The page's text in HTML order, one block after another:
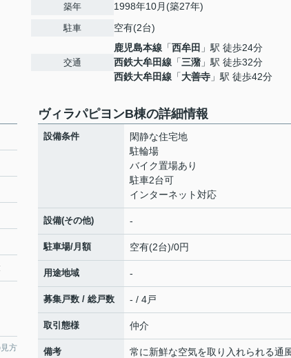
築年 1998年10月(築27年)
駐車 空有(2台)
交通
鹿児島本線 「西牟田 」駅 徒歩24分
西鉄大牟田線 「三潴 」駅 徒歩32分
西鉄大牟田線 「大善寺 」駅 徒歩42分
方
ヴィラパピヨンB棟の詳細情報
設備条件
閑静な住宅地
駐輪場
バイク置場あり
駐車2台可
インターネット対応
設備(その他) -
駐車場/月額 空有(2台)/0円
用途地域 -
募集戸数 / 総戸数 - / 4戸
取引態様 仲介
備考
常に新鮮な空気を取り入れられる通